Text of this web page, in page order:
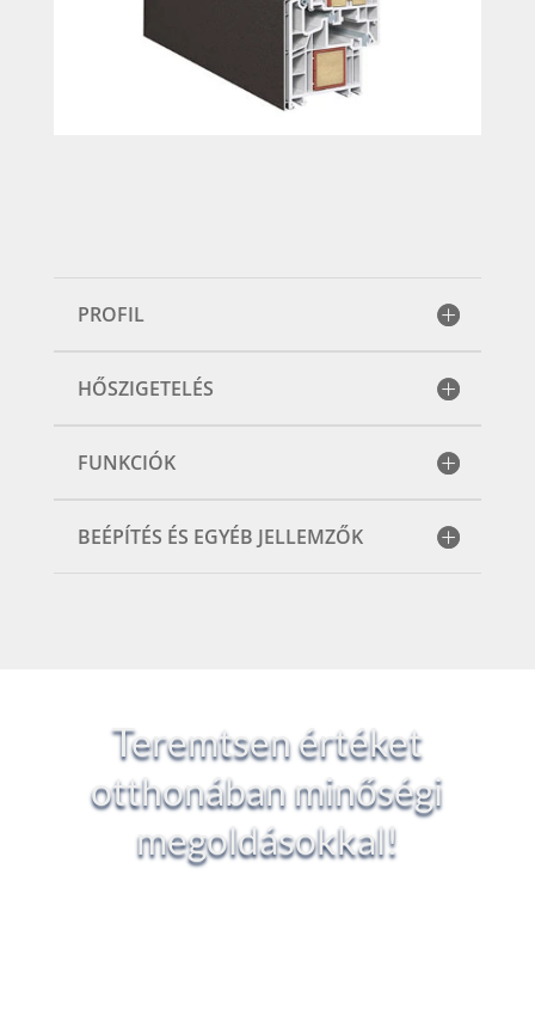
PROFIL
HŐSZIGETELÉS
FUNKCIÓK
BEÉPÍTÉS ÉS EGYÉB JELLEMZŐK
Teremtsen értéket
otthonában minőségi
megoldásokkal!